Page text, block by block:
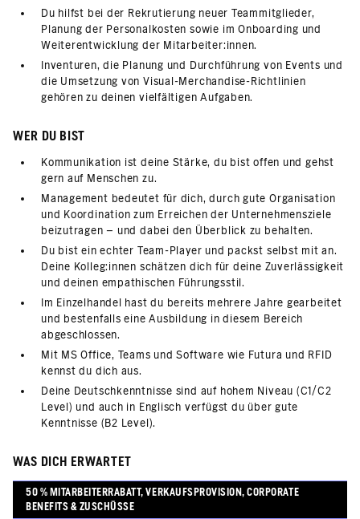
Du hilfst bei der Rekrutierung neuer Teammitglieder,
Planung der Personalkosten sowie im Onboarding und
Weiterentwicklung der Mitarbeiter:innen.
Inventuren, die Planung und Durchführung von Events und
die Umsetzung von Visual-Merchandise-Richtlinien
gehören zu deinen vielfältigen Aufgaben.
WER DU BIST
Kommunikation ist deine Stärke, du bist offen und gehst
gern auf Menschen zu.
Management bedeutet für dich, durch gute Organisation
und Koordination zum Erreichen der Unternehmensziele
beizutragen – und dabei den Überblick zu behalten.
Du bist ein echter Team-Player und packst selbst mit an.
Deine Kolleg:innen schätzen dich für deine Zuverlässigkeit
und deinen empathischen Führungsstil.
Im Einzelhandel hast du bereits mehrere Jahre gearbeitet
und bestenfalls eine Ausbildung in diesem Bereich
abgeschlossen.
Mit MS Office, Teams und Software wie Futura und RFID
kennst du dich aus.
Deine Deutschkenntnisse sind auf hohem Niveau (C1/C2
Level) und auch in Englisch verfügst du über gute
Kenntnisse (B2 Level).
WAS DICH ERWARTET
50 % MITARBEITERRABATT, VERKAUFSPROVISION, CORPORATE
BENEFITS & ZUSCHÜSSE